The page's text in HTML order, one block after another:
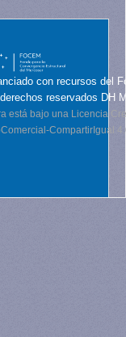
con recursos del
reservados DH
está bajo una Licencia
CompartirIgual